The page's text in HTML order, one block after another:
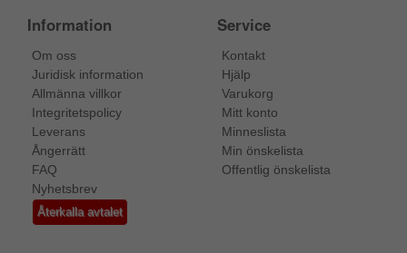
Information
Om oss
Juridisk information
Allmänna villkor
Integritetspolicy
Leverans
Ångerrätt
FAQ
Nyhetsbrev
Återkalla avtalet
Service
Kontakt
Hjälp
Varukorg
Mitt konto
Minneslista
Min önskelista
Offentlig önskelista